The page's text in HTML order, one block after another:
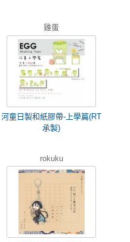
雞蛋
河童日製和紙膠帶-上學篇(RT
承製)
rokuku